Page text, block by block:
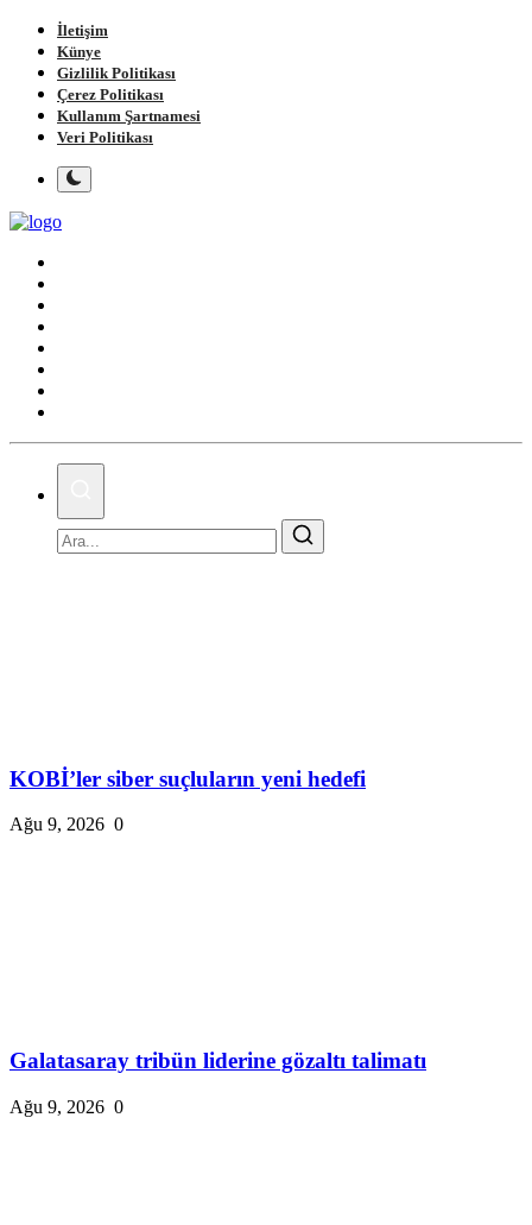
İletişim
Künye
Gizlilik Politikası
Çerez Politikası
Kullanım Şartnamesi
Veri Politikası
KOBİ’ler siber suçluların yeni hedefi
Ağu 9, 2026 0
Galatasaray tribün liderine gözaltı talimatı
Ağu 9, 2026 0